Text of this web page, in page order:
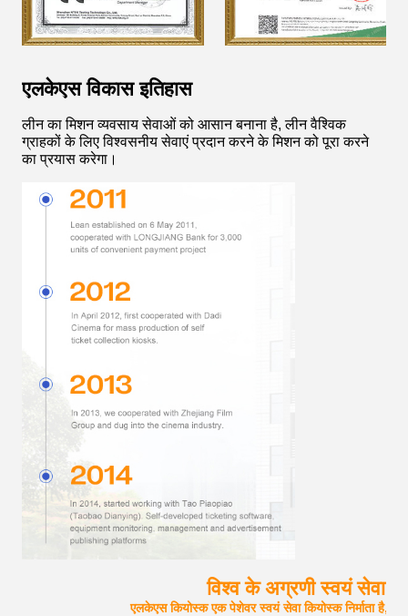
एलकेएस विकास इतिहास
लीन का मिशन व्यवसाय सेवाओं को आसान बनाना है, लीन वैश्विक
ग्राहकों के लिए विश्वसनीय सेवाएं प्रदान करने के मिशन को पूरा करने
का प्रयास करेगा।
विश्व के अग्रणी स्वयं सेवा
एलकेएस कियोस्क एक पेशेवर स्वयं सेवा कियोस्क निर्माता है,